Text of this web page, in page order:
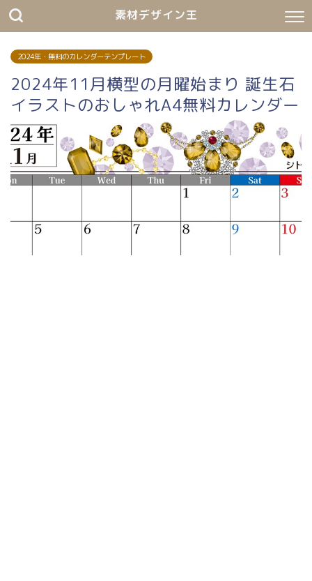
素材デザイン王
2024年・無料のカレンダーテンプレート
2024年11月横型の月曜始まり 誕生石
イラストのおしゃれA4無料カレンダー